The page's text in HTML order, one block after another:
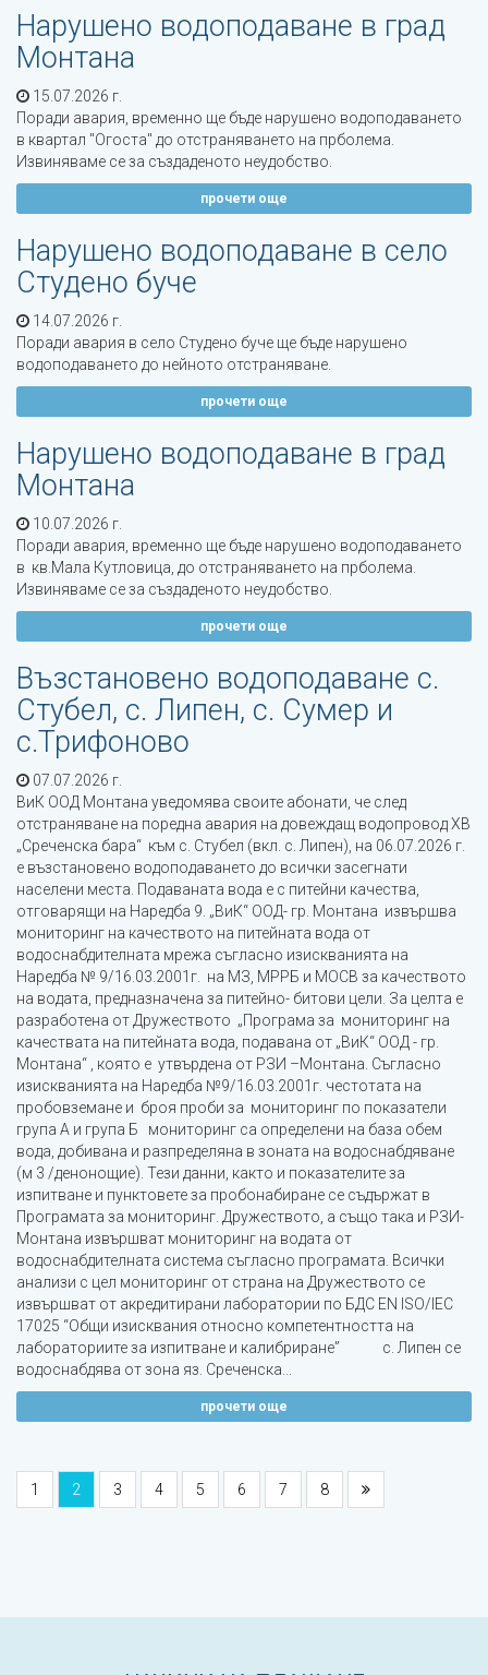
Нарушено водоподаване в град
Монтана
15.07.2026 г.
Поради авария, временно ще бъде нарушено водоподаването
в квартал ''Огоста'' до отстраняването на прболема.
Извиняваме се за създаденото неудобство.
прочети още
Нарушено водоподаване в село
Студено буче
14.07.2026 г.
Поради авария в село Студено буче ще бъде нарушено
водоподаването до нейното отстраняване.
прочети още
Нарушено водоподаване в град
Монтана
10.07.2026 г.
Поради авария, временно ще бъде нарушено водоподаването
в кв.Мала Кутловица, до отстраняването на прболема.
Извиняваме се за създаденото неудобство.
прочети още
Възстановено водоподаване с.
Стубел, с. Липен, с. Сумер и
с.Трифоново
07.07.2026 г.
ВиК ООД Монтана уведомява своите абонати, че след
отстраняване на поредна авария на довеждащ водопровод ХВ
„Среченска бара“ към с. Стубел (вкл. с. Липен), на 06.07.2026 г.
е възстановено водоподаването до всички засегнати
населени места. Подаваната вода е с питейни качества,
отговарящи на Наредба 9. „ВиК“ ООД- гр. Монтана извършва
мониторинг на качеството на питейната вода от
водоснабдителната мрежа съгласно изискванията на
Наредба № 9/16.03.2001г. на МЗ, МРРБ и МОСВ за качеството
на водата, предназначена за питейно- битови цели. За целта е
разработенa от Дружеството „Програма за мониторинг на
качествата на питейната вода, подавана от „ВиК“ ООД - гр.
Монтана“ , която е утвърденa от РЗИ –Монтана. Съгласно
изискванията на Наредба №9/16.03.2001г. честотата на
пробовземане и броя проби за мониторинг по показатели
група А и група Б мониторинг са определени на база обем
вода, добивана и разпределяна в зоната на водоснабдяване
(м 3 /денонощие). Тези данни, както и показателите за
изпитване и пунктовете за пробонабиране се съдържат в
Програмата за мониторинг. Дружеството, а също така и РЗИ-
Монтана извършват мониторинг на водата от
водоснабдителната система съгласно програмата. Всички
анализи с цел мониторинг от страна на Дружеството се
извършват от акредитирани лаборатории по БДС EN ISO/IEC
17025 “Общи изисквания относно компетентността на
лабораториите за изпитване и калибриране” с. Липен се
водоснабдява от зона яз. Среченска...
прочети още
1 2 3 4 5 6 7 8